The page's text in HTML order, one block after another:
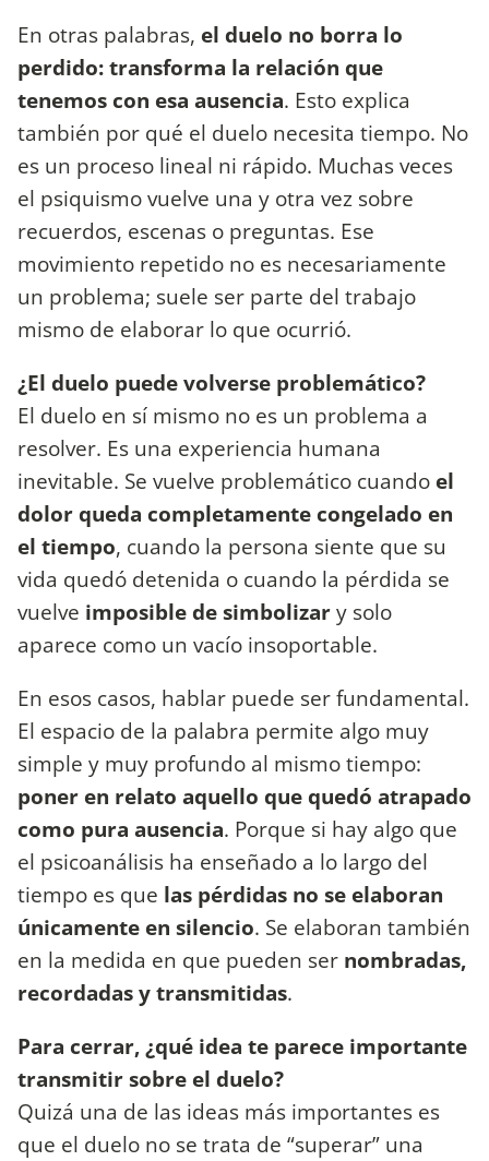
En otras palabras, el duelo no borra lo
perdido: transforma la relación que
tenemos con esa ausencia. Esto explica
también por qué el duelo necesita tiempo. No
es un proceso lineal ni rápido. Muchas veces
el psiquismo vuelve una y otra vez sobre
recuerdos, escenas o preguntas. Ese
movimiento repetido no es necesariamente
un problema; suele ser parte del trabajo
mismo de elaborar lo que ocurrió.
¿El duelo puede volverse problemático?
El duelo en sí mismo no es un problema a
resolver. Es una experiencia humana
inevitable. Se vuelve problemático cuando el
dolor queda completamente congelado en
el tiempo, cuando la persona siente que su
vida quedó detenida o cuando la pérdida se
vuelve imposible de simbolizary solo
aparece como un vacío insoportable.
En esos casos, hablar puede ser fundamental.
El espacio de la palabra permite algo muy
simple y muy profundo al mismo tiempo:
poner en relato aquello que quedó atrapado
como pura ausencia. Porque si hay algo que
el psicoanálisis ha enseñado a lo largo del
tiempo es que las pérdidas no se elaboran
únicamente en silencio. Se elaboran también
en la medida en que pueden ser nombradas,
recordadas y transmitidas.
Para cerrar, ¿qué idea te parece importante
transmitir sobre el duelo?
Quizá una de las ideas más importantes es
que el duelo no se trata de “superar” una